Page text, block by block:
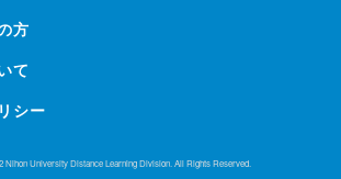
方
て
シー
Nihon University Distance Learning Division. All Rights Reserved.